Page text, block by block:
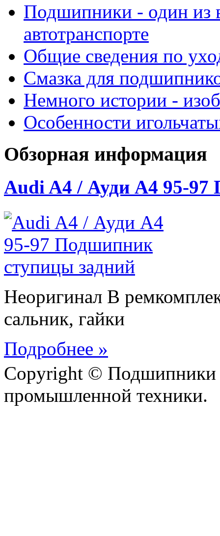
Подшипники - один из
автотранспорте
Общие сведения по
Смазка для
Немного истории -
Особенности
Обзорная информация
Audi A4 / Ауди А4 95-97
Неоригинал В
сальник, гайки
Подробнее »
Copyright © Подшипники
промышленной техники.